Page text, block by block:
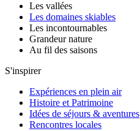
Les vallées
Les domaines skiables
Les incontournables
Grandeur nature
Au fil des saisons
S'inspirer
Expériences en plein air
Histoire et Patrimoine
Idées de séjours & aventures
Rencontres locales